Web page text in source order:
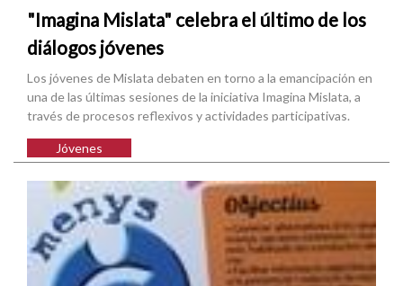
"Imagina Mislata" celebra el último de los
diálogos jóvenes
Los jóvenes de Mislata debaten en torno a la emancipación en
una de las últimas sesiones de la iniciativa Imagina Mislata, a
través de procesos reflexivos y actividades participativas.
Jóvenes